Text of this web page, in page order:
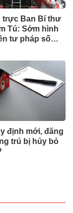
trực Ban Bí thư
Tú: Sớm hình
tư pháp số
định mới, đăng
trú bị hủy bỏ